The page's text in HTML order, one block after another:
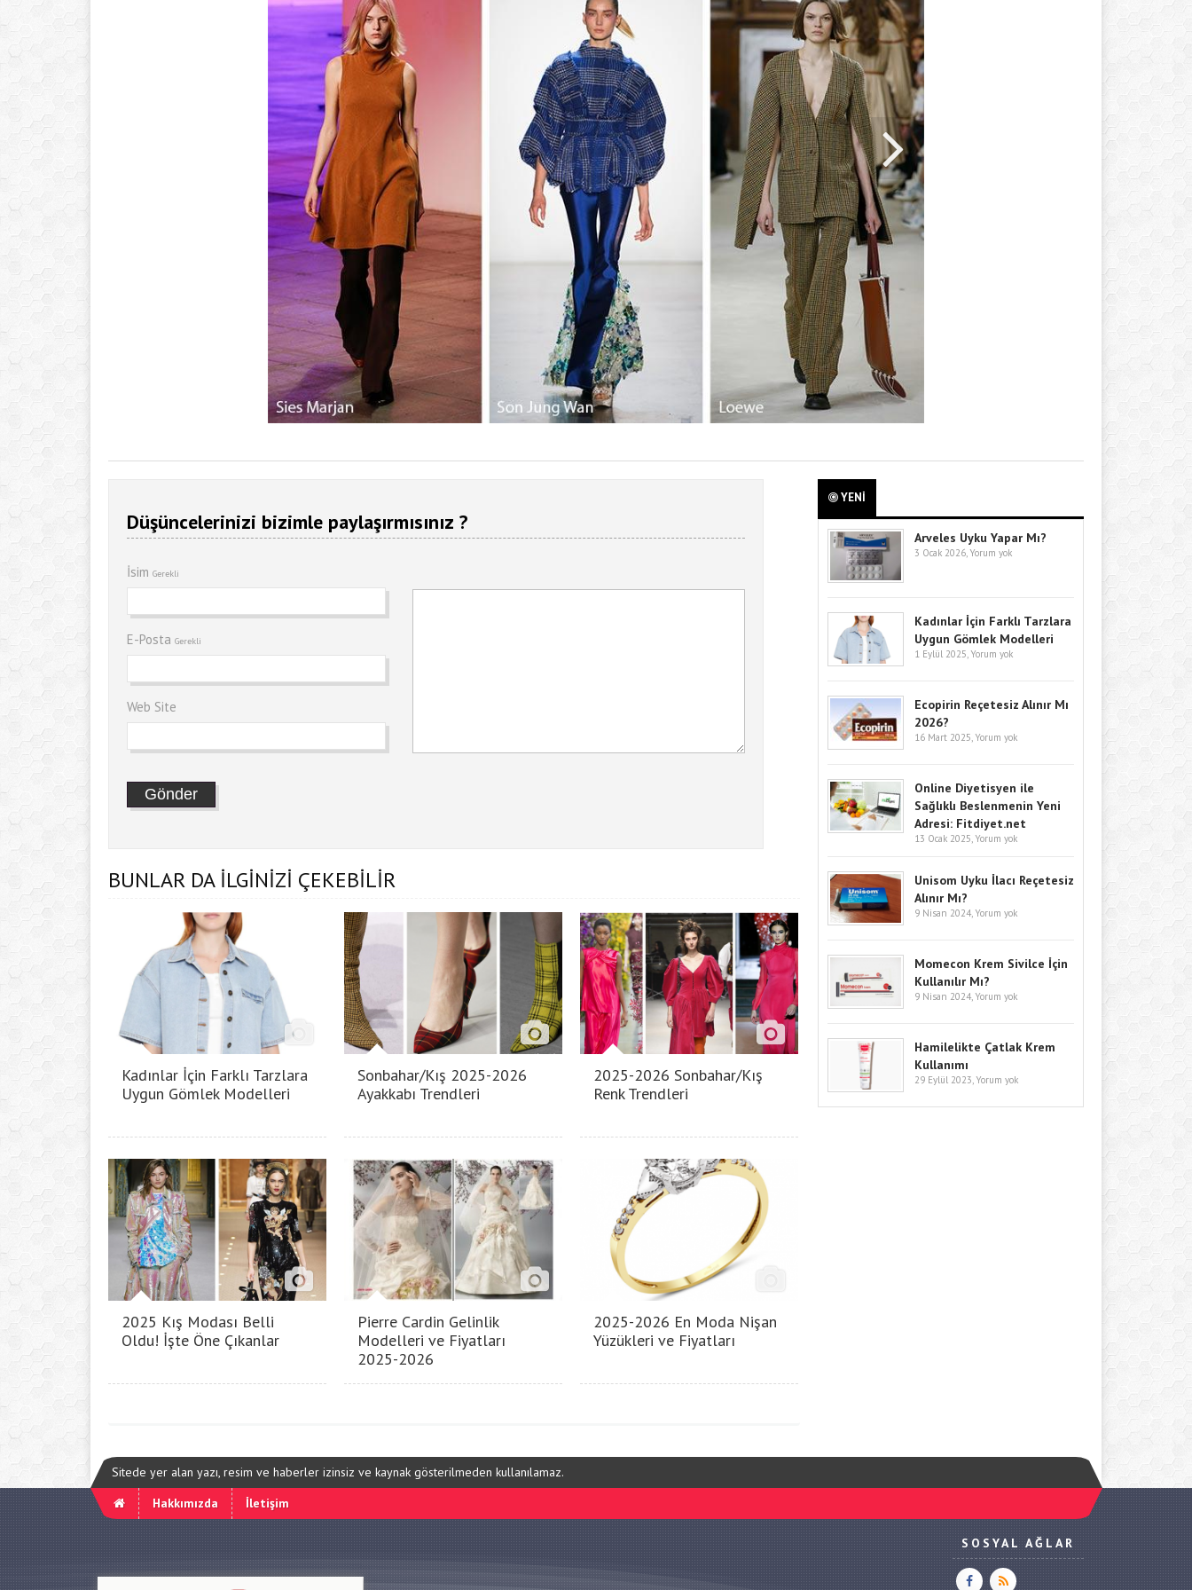
Düşüncelerinizi bizimle paylaşırmısınız ?
İsim Gerekli
E-Posta Gerekli
Web Site
BUNLAR DA İLGİNİZİ ÇEKEBİLİR
Kadınlar İçin Farklı Tarzlara
Uygun Gömlek Modelleri
Sonbahar/Kış 2025-2026
Ayakkabı Trendleri
2025-2026 Sonbahar/Kış
Renk Trendleri
2025 Kış Modası Belli
Oldu! İşte Öne Çıkanlar
Pierre Cardin Gelinlik
Modelleri ve Fiyatları
2025-2026
2025-2026 En Moda Nişan
Yüzükleri ve Fiyatları
YENİ
Arveles Uyku Yapar Mı?
3 Ocak 2026, Yorum yok
Kadınlar İçin Farklı Tarzlara
Uygun Gömlek Modelleri
1 Eylül 2025, Yorum yok
Ecopirin Reçetesiz Alınır Mı
2026?
16 Mart 2025, Yorum yok
Online Diyetisyen ile
Sağlıklı Beslenmenin Yeni
Adresi: Fitdiyet.net
13 Ocak 2025, Yorum yok
Unisom Uyku İlacı Reçetesiz
Alınır Mı?
9 Nisan 2024, Yorum yok
Momecon Krem Sivilce İçin
Kullanılır Mı?
9 Nisan 2024, Yorum yok
Hamilelikte Çatlak Krem
Kullanımı
29 Eylül 2023, Yorum yok
Sitede yer alan yazı, resim ve haberler izinsiz ve kaynak gösterilmeden kullanılamaz.
Hakkımızda
İletişim
SOSYAL AĞLAR